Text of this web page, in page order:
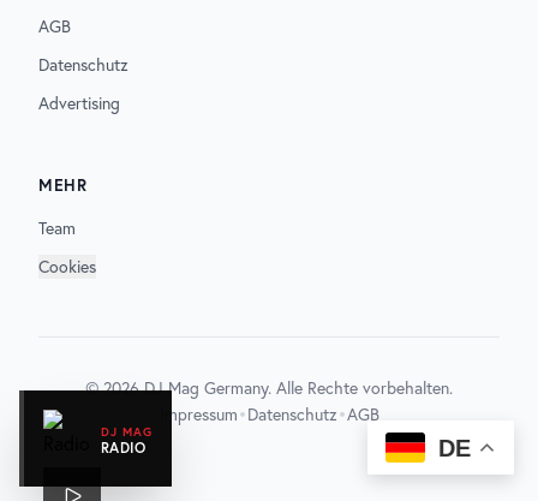
DJ MAG
RADIO DE
AGB
Datenschutz
Advertising
MEHR
Team
Cookies
©2026DJ Mag Germany. Alle Rechte vorbehalten.
Impressum•Datenschutz•AGB